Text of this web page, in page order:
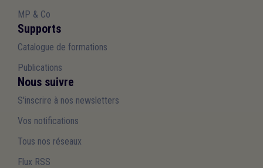
MP & Co
Supports
Catalogue de formations
Publications
Nous suivre
S'inscrire à nos newsletters
Vos notifications
Tous nos réseaux
Flux RSS